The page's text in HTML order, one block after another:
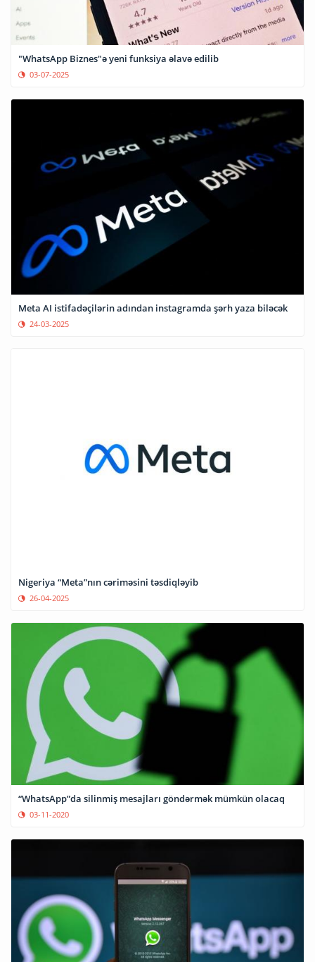
"WhatsApp Biznes"ə yeni funksiya əlavə edilib
03-07-2025
Meta AI istifadəçilərin adından instagramda şərh yaza biləcək
24-03-2025
Nigeriya “Meta”nın cəriməsini təsdiqləyib
26-04-2025
“WhatsApp”da silinmiş mesajları göndərmək mümkün olacaq
03-11-2020